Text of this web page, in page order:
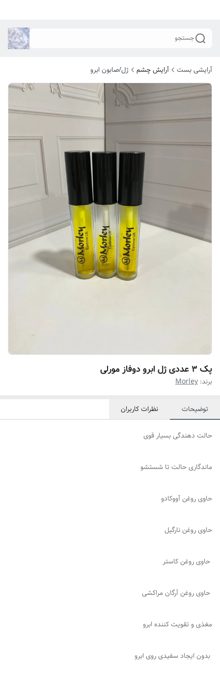
جستجو
آرایشی بست آرایش چشم ژل/صابون ابرو
پک ۳ عددی ژل ابرو دوفاز مورلی
برند: Morley
توضیحات نظرات کاربران
حالت دهندگی بسیار قوی
ماندگاری حالت تا شستشو
حاوی روغن آووکادو
حاوی روغن نارگیل
حاوی روغن کاستر
حاوی روغن آرگان مراکشی
مغذی و تقویت کننده ابرو
بدون ایجاد سفیدی روی ابرو